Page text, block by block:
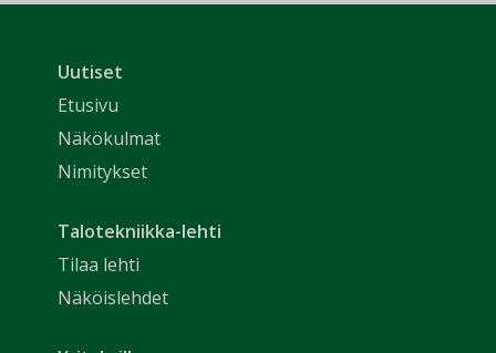
Uutiset
Etusivu
Näkökulmat
Nimitykset
Talotekniikka-lehti
Tilaa lehti
Näköislehdet